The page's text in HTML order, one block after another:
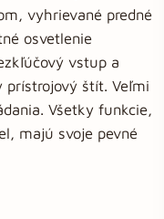
vyhrievané predné
osvetlenie
vstup a
prístrojový štít. Veľmi
Všetky funkcie,
majú svoje pevné